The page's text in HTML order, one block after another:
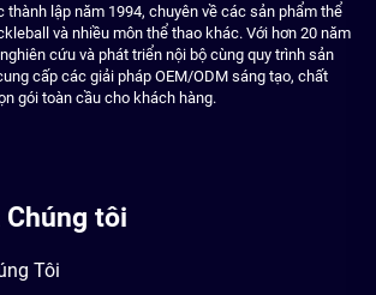
thành lập năm 1994, chuyên về các sản phẩm thể
và nhiều môn thể thao khác. Với hơn 20 năm
cứu và phát triển nội bộ cùng quy trình sản
cấp các giải pháp OEM/ODM sáng tạo, chất
gói toàn cầu cho khách hàng.
Chúng tôi
Tôi